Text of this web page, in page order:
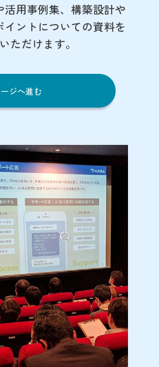
用事例集、 構築設計や
イントについての資料を
ただけます。
ジへ進む